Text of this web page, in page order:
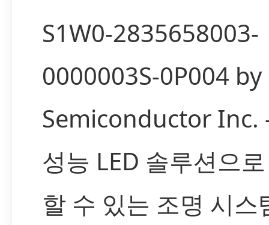
S1W0-2835658003-
0000003S-0P004
Semiconductor
성능 LED 솔루션으
할 수 있는 조명 시스